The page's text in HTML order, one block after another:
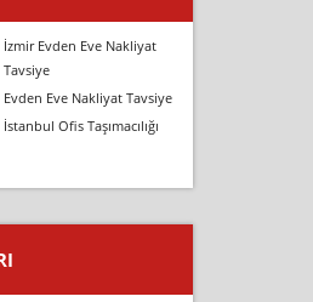
İzmir Evden Eve Nakliyat
Tavsiye
Evden Eve Nakliyat Tavsiye
İstanbul Ofis Taşımacılığı